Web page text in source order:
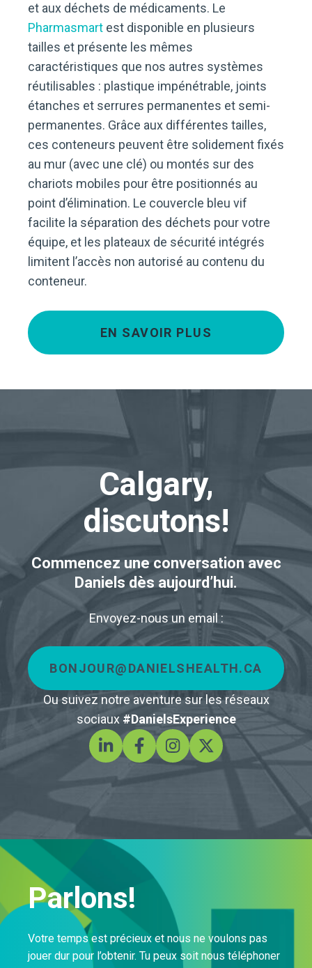
et aux déchets de médicaments. Le
Pharmasmart est disponible en plusieurs
tailles et présente les mêmes
caractéristiques que nos autres systèmes
réutilisables : plastique impénétrable, joints
étanches et serrures permanentes et semi-
permanentes. Grâce aux différentes tailles,
ces conteneurs peuvent être solidement fixés
au mur (avec une clé) ou montés sur des
chariots mobiles pour être positionnés au
point d’élimination. Le couvercle bleu vif
facilite la séparation des déchets pour votre
équipe, et les plateaux de sécurité intégrés
limitent l’accès non autorisé au contenu du
conteneur.
EN SAVOIR PLUS
Calgary,
discutons!
Commencez une conversation avec
Daniels dès aujourd’hui.
Envoyez-nous un email :
BONJOUR@DANIELSHEALTH.CA
Ou suivez notre aventure sur les réseaux
sociaux #DanielsExperience
Parlons!
Votre temps est précieux et nous ne voulons pas
jouer dur pour l’obtenir. Tu peux soit nous téléphoner